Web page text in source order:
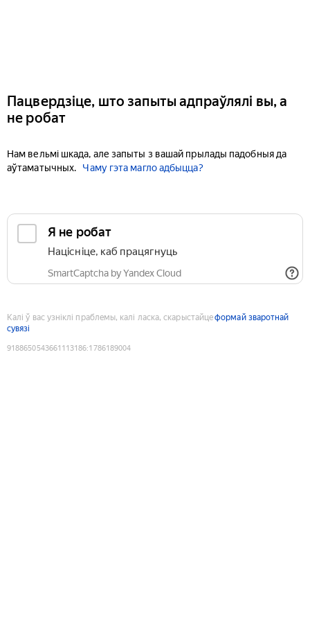
Пацвердзіце, што запыты адпраўлялі вы, а
не робат
Нам вельмі шкада, але запыты з вашай прылады падобныя да
аўтаматычных.
Чаму гэта магло адбыцца?
Я не робат
Націсніце, каб працягнуць
SmartCaptcha by Yandex Cloud
Калі ў вас узніклі праблемы, калі ласка, скарыстайцеформай зваротнай
сувязі
9188650543661113186:1786189004